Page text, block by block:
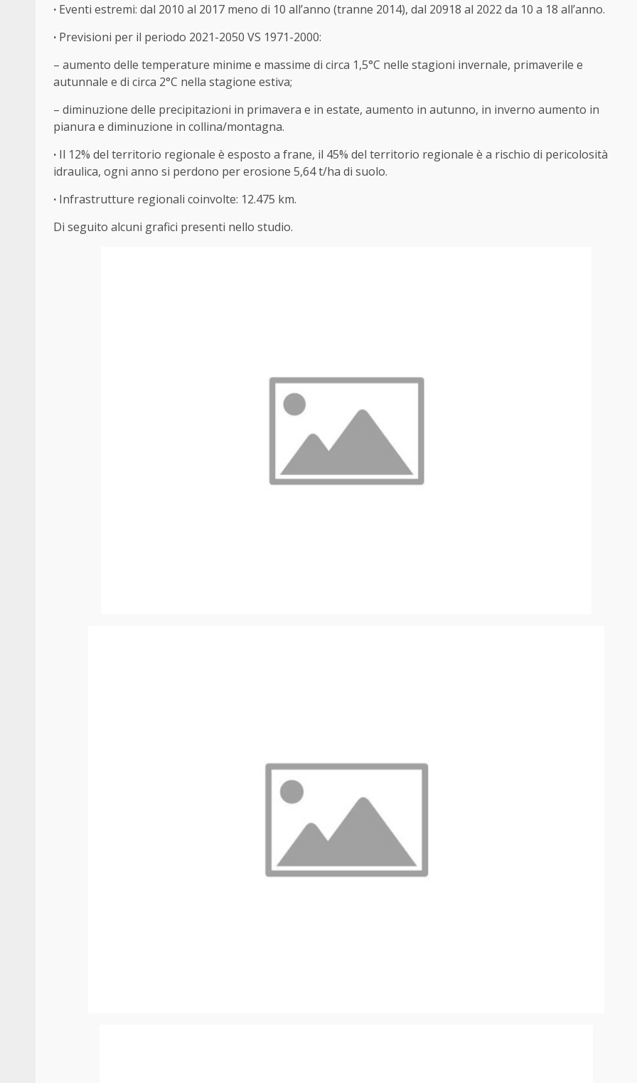
· Eventi estremi: dal 2010 al 2017 meno di 10 all’anno (tranne 2014), dal 20918 al 2022 da 10 a 18 all’anno.
· Previsioni per il periodo 2021-2050 VS 1971-2000:
– aumento delle temperature minime e massime di circa 1,5°C nelle stagioni invernale, primaverile e
autunnale e di circa 2°C nella stagione estiva;
– diminuzione delle precipitazioni in primavera e in estate, aumento in autunno, in inverno aumento in
pianura e diminuzione in collina/montagna.
· Il 12% del territorio regionale è esposto a frane, il 45% del territorio regionale è a rischio di pericolosità
idraulica, ogni anno si perdono per erosione 5,64 t/ha di suolo.
· Infrastrutture regionali coinvolte: 12.475 km.
Di seguito alcuni grafici presenti nello studio.